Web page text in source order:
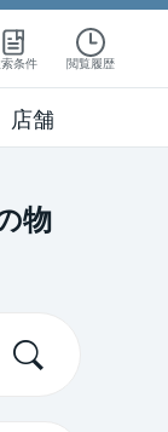
条件 閲覧履歴
店舗
物